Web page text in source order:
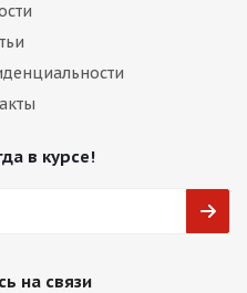
в курсе!
на связи